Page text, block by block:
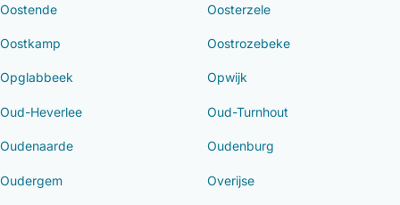
Oostende Oosterzele
Oostkamp Oostrozebeke
Opglabbeek Opwijk
Oud-Heverlee Oud-Turnhout
Oudenaarde Oudenburg
Oudergem Overijse